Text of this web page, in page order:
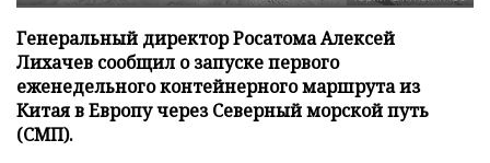
Генеральный директор Росатома Алексей
Лихачев сообщил о запуске первого
еженедельного контейнерного маршрута из
Китая в Европу через Северный морской путь
(СМП).